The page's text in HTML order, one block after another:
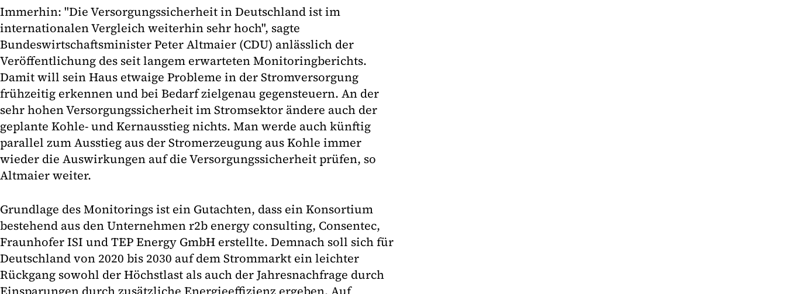
Immerhin: "Die Versorgungssicherheit in Deutschland ist im
internationalen Vergleich weiterhin sehr hoch", sagte
Bundeswirtschaftsminister Peter Altmaier (CDU) anlässlich der
Veröffentlichung des seit langem erwarteten Monitoringberichts.
Damit will sein Haus etwaige Probleme in der Stromversorgung
frühzeitig erkennen und bei Bedarf zielgenau gegensteuern. An der
sehr hohen Versorgungssicherheit im Stromsektor ändere auch der
geplante Kohle- und Kernausstieg nichts. Man werde auch künftig
parallel zum Ausstieg aus der Stromerzeugung aus Kohle immer
wieder die Auswirkungen auf die Versorgungssicherheit prüfen, so
Altmaier weiter.
Grundlage des Monitorings ist ein Gutachten, dass ein Konsortium
bestehend aus den Unternehmen r2b energy consulting, Consentec,
Fraunhofer ISI und TEP Energy GmbH erstellte. Demnach soll sich für
Deutschland von 2020 bis 2030 auf dem Strommarkt ein leichter
Rückgang sowohl der Höchstlast als auch der Jahresnachfrage durch